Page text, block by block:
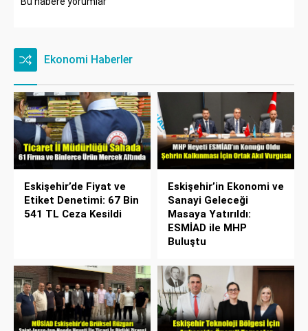
Ekonomi Haberler
Eskişehir’de Fiyat ve
Etiket Denetimi: 67 Bin
541 TL Ceza Kesildi
Eskişehir’in Ekonomi ve
Sanayi Geleceği
Masaya Yatırıldı:
ESMİAD ile MHP
Buluştu